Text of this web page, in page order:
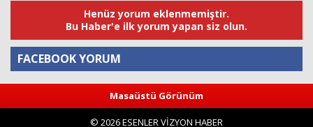
Henüz yorum eklenmemiştir.
Bu Haber'e ilk yorum yapan siz olun.
FACEBOOK YORUM
Yorum
Masaüstü Görünüm
© 2026 ESENLER VİZYON HABER